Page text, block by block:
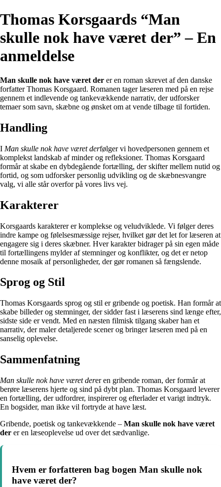
Thomas Korsgaards “Man
skulle nok have været der” – En
anmeldelse
Man skulle nok have været der er en roman skrevet af den danske
forfatter Thomas Korsgaard. Romanen tager læseren med på en rejse
gennem et indlevende og tankevækkende narrativ, der udforsker
temaer som savn, skæbne og ønsket om at vende tilbage til fortiden.
Handling
I Man skulle nok have været derfølger vi hovedpersonen gennem et
komplekst landskab af minder og refleksioner. Thomas Korsgaard
formår at skabe en dybdegående fortælling, der skifter mellem nutid og
fortid, og som udforsker personlig udvikling og de skæbnesvangre
valg, vi alle står overfor på vores livs vej.
Karakterer
Korsgaards karakterer er komplekse og veludviklede. Vi følger deres
indre kampe og følelsesmæssige rejser, hvilket gør det let for læseren at
engagere sig i deres skæbner. Hver karakter bidrager på sin egen måde
til fortællingens mylder af stemninger og konflikter, og det er netop
denne mosaik af personligheder, der gør romanen så fængslende.
Sprog og Stil
Thomas Korsgaards sprog og stil er gribende og poetisk. Han formår at
skabe billeder og stemninger, der sidder fast i læserens sind længe efter,
sidste side er vendt. Med en næsten filmisk tilgang skaber han et
narrativ, der maler detaljerede scener og bringer læseren med på en
sanselig oplevelse.
Sammenfatning
Man skulle nok have været derer en gribende roman, der formår at
berøre læserens hjerte og sind på dybt plan. Thomas Korsgaard leverer
en fortælling, der udfordrer, inspirerer og efterlader et varigt indtryk.
En bogsider, man ikke vil fortryde at have læst.
Gribende, poetisk og tankevækkende – Man skulle nok have været
der er en læseoplevelse ud over det sædvanlige.
Hvem er forfatteren bag bogen Man skulle nok
have været der?